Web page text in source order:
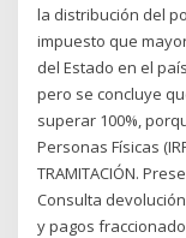
la distribución del
impuesto que
del Estado en el
pero se concluye
superar 100%,
Personas Físicas
TRAMITACIÓN.
Consulta
y pagos